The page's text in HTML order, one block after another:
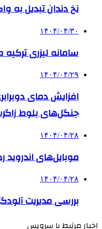
نخ دندان تبدیل
۱۴۰۴/۰۴/۳۰
سامانه لیزری
۱۴۰۴/۰۴/۲۹
افزایش دمای
جنگل‌های بلوط
۱۴۰۴/۰۴/۲۸
موبایل‌های اندروید
۱۴۰۴/۰۴/۲۸
بررسی مدیریت
اخبار مرتبط با سرویس